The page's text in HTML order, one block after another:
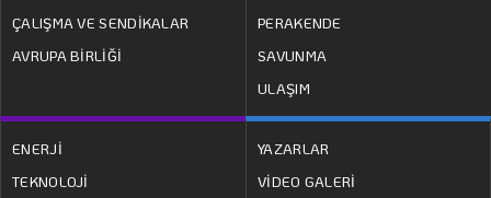
ÇALIŞMA VE SENDİKALAR
AVRUPA BİRLİĞİ
PERAKENDE
SAVUNMA
ULAŞIM
ENERJİ
TEKNOLOJİ
YAZARLAR
VİDEO GALERİ